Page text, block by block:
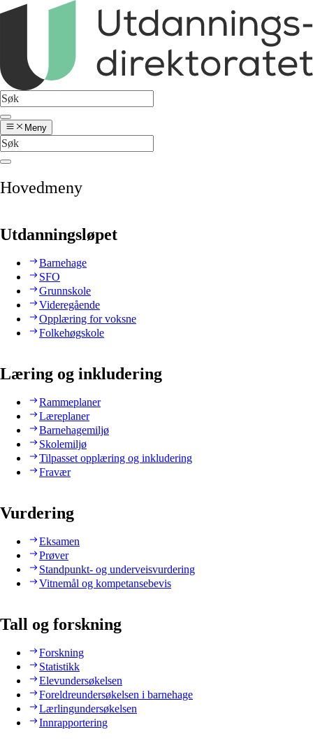
Meny
Hovedmeny
Utdanningsløpet
Barnehage
SFO
Grunnskole
Videregående
Opplæring for voksne
Folkehøgskole
Læring og inkludering
Rammeplaner
Læreplaner
Barnehagemiljø
Skolemiljø
Tilpasset opplæring og inkludering
Fravær
Vurdering
Eksamen
Prøver
Standpunkt- og underveisvurdering
Vitnemål og kompetansebevis
Tall og forskning
Forskning
Statistikk
Elevundersøkelsen
Foreldreundersøkelsen i barnehage
Lærlingundersøkelsen
Innrapportering